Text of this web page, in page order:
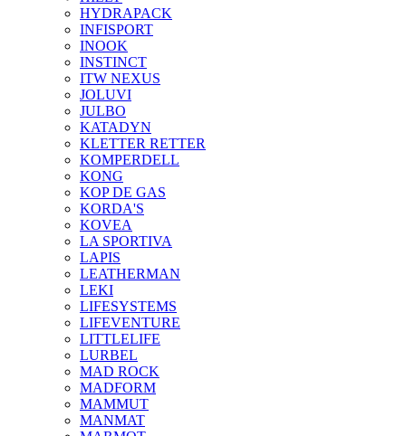
HYDRAPACK
INFISPORT
INOOK
INSTINCT
ITW NEXUS
JOLUVI
JULBO
KATADYN
KLETTER RETTER
KOMPERDELL
KONG
KOP DE GAS
KORDA'S
KOVEA
LA SPORTIVA
LAPIS
LEATHERMAN
LEKI
LIFESYSTEMS
LIFEVENTURE
LITTLELIFE
LURBEL
MAD ROCK
MADFORM
MAMMUT
MANMAT